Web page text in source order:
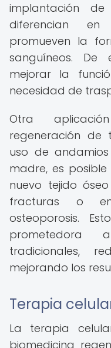
implantación
diferencian
promueven la
sanguíneos.
mejorar la
necesidad de
Otra
regeneración de
uso de
madre, es
nuevo tejido
fracturas o
osteoporosis.
prometedora
tradicionales,
mejorando los
Terapia
La terapia
biomedicina